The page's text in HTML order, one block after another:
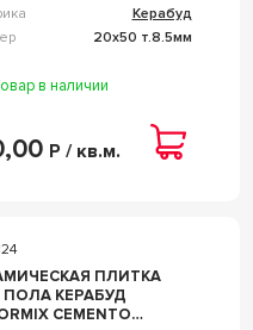
Керабуд
20x50 т.8.5мм
в наличии
Р / кв.м.
ПЛИТКА
КЕРАБУД
CEMENTO